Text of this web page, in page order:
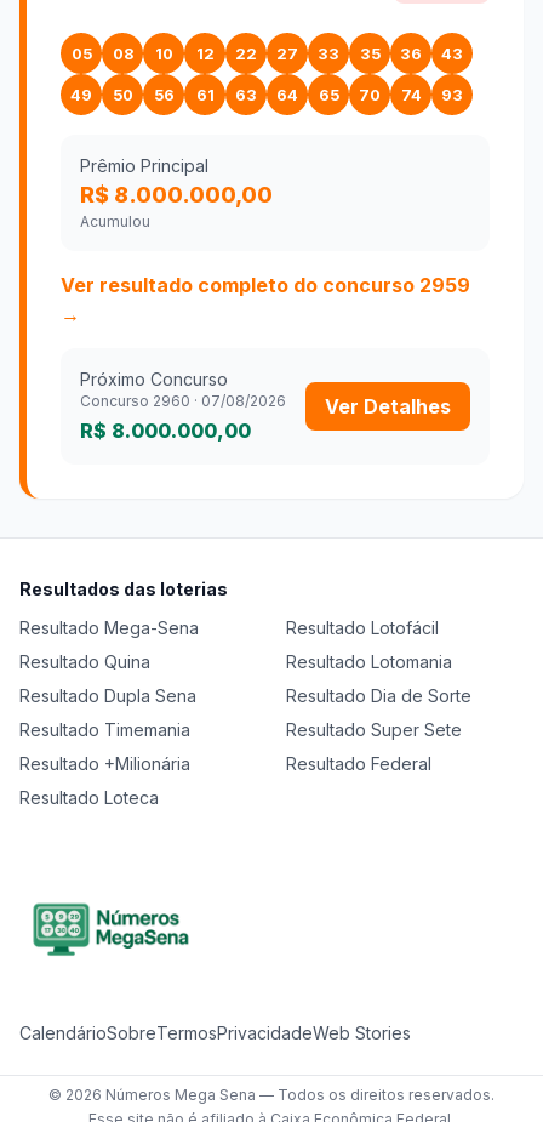
05 08 10 12 22 27 33 35 36 43
49 50 56 61 63 64 65 70 74 93
Prêmio Principal
R$ 8.000.000,00
Acumulou
Ver resultado completo do concurso 2959
→
Próximo Concurso
Concurso 2960 · 07/08/2026
R$ 8.000.000,00
Ver Detalhes
Resultados das loterias
Resultado Mega-Sena Resultado Lotofácil
Resultado Quina Resultado Lotomania
Resultado Dupla Sena Resultado Dia de Sorte
Resultado Timemania Resultado Super Sete
Resultado +Milionária Resultado Federal
Resultado Loteca
CalendárioSobreTermosPrivacidadeWeb Stories
© 2026 Números Mega Sena — Todos os direitos reservados.